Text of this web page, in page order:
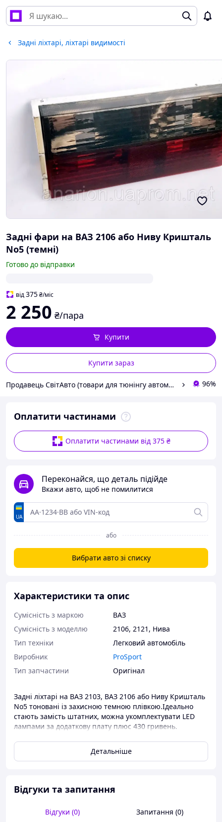
Задні ліхтарі, ліхтарі видимості
Задні фари на ВАЗ 2106 або Ниву Кришталь
No5 (темні)
Готово до відправки
від375₴/міс
2 250 ₴/пара
Купити зараз
Купити
Продавець СвітАвто (товари для тюнінгу автомобілів ВАЗ) 96%
Оплатити частинами
Оплатити частинами від 375 ₴
Переконайся, що деталь підійде
Вкажи авто, щоб не помилитися
UA
або
Вибрати авто зі списку
Характеристики та опис
Сумісність з маркою
ВАЗ
Сумісність з моделлю
2106, 2121 , Нива
Тип техніки
Легковий автомобіль
Виробник
ProSport
Тип запчастини
Оригінал
Задні ліхтарі на ВАЗ 2103, ВАЗ 2106 або Ниву Кришталь
No5 тоновані із захисною темною плівкою.Ідеально
стають замість штатних, можна укомплектувати LED
лампами за додаткову плату плюс 430 гривень.
Червона тонована смуга зверху, біла смуга знизу.
Детальніше
Відгуки та запитання
Відгуки (0) Запитання (0)